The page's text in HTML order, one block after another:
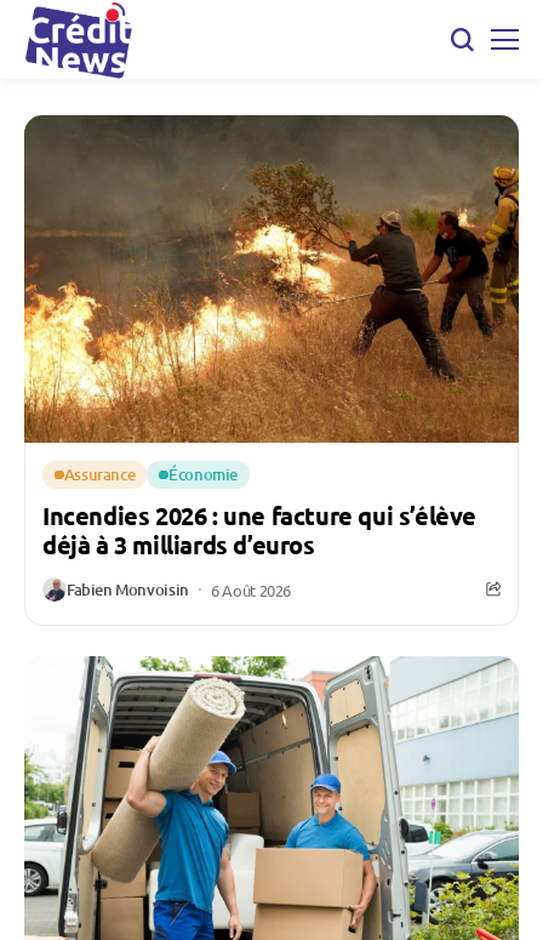
Assurance Économie
Incendies 2026 : une facture qui s’élève
déjà à 3 milliards d’euros
Fabien Monvoisin 6 Août 2026